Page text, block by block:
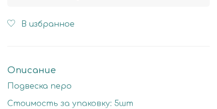
В избранное
Описание
Подвеска перо
Стоимость за упаковку: 5шт